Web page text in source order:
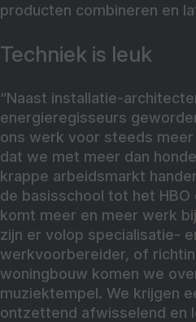
producten combineren en
Techniek is leuk
“Naast installatie-
energieregisseurs
ons werk voor steeds
dat we met meer dan
krappe arbeidsmarkt
de basisschool tot het
komt meer en meer werk
zijn er volop specialisatie-
werkvoorbereider, of
woningbouw komen we
muziektempel. We krijgen
ontzettend afwisselend en